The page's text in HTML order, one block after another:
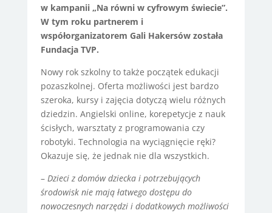
w kampanii „Na równi w cyfrowym świecie”.
W tym roku partnerem i
współorganizatorem Gali Hakersów została
Fundacja TVP.
Nowy rok szkolny to także początek edukacji
pozaszkolnej. Oferta możliwości jest bardzo
szeroka, kursy i zajęcia dotyczą wielu różnych
dziedzin. Angielski online, korepetycje z nauk
ścisłych, warsztaty z programowania czy
robotyki. Technologia na wyciągnięcie ręki?
Okazuje się, że jednak nie dla wszystkich.
–Dzieci z domów dziecka i potrzebujących
środowisk nie mają łatwego dostępu do
nowoczesnych narzędzi i dodatkowych możliwości